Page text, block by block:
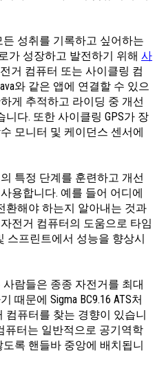
성취를 기록하고 싶어하는
가 성장하고 발전하기 위해 사
거 컴퓨터 또는 사이클링 컴
와 같은 앱에 연결할 수 있으
게 추적하고 라이딩 중 개선
다. 또한 사이클링 GPS가 장
모니터 및 케이던스 센서에
특정 단계를 훈련하고 개선
용합니다. 예를 들어 어디에
환해야 하는지 알아내는 것과
전거 컴퓨터의 도움으로 타임
스프린트에서 성능을 향상시
람들은 종종 자전거를 최대
때문에 Sigma BC9.16 ATS처
컴퓨터를 찾는 경향이 있습니
퓨터는 일반적으로 공기역학
록 핸들바 중앙에 배치됩니